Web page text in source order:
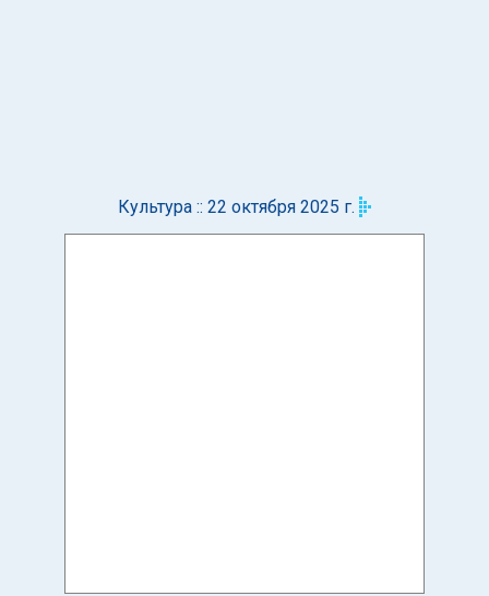
Культура :: 22 октября 2025 г.